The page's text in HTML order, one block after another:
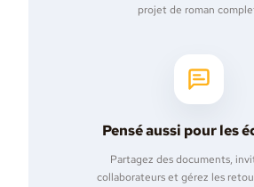
projet de roman
Pensé aussi pour les
Partagez des documents,
collaborateurs et gérez les